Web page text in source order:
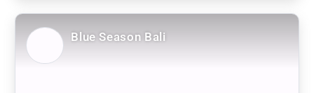
Blue Season Bali